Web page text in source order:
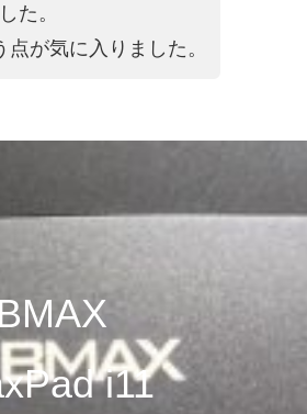
た。
が気に入りました。
BMAX
i11